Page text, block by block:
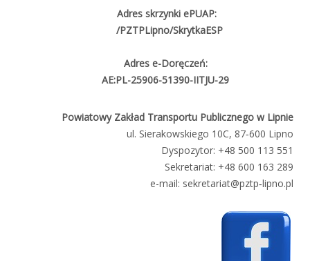
Adres skrzynki ePUAP:
/PZTPLipno/SkrytkaESP
Adres e-Doręczeń:
AE:PL-25906-51390-IITJU-29
Powiatowy Zakład Transportu Publicznego w Lipnie
ul. Sierakowskiego 10C, 87‑600 Lipno
Dyspozytor: +48 500 113 551
Sekretariat: +48 600 163 289
e-mail: sekretariat@pztp‑lipno.pl